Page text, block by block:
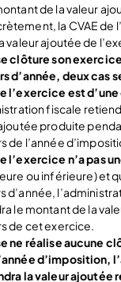
de la valeur
la CVAE de
valeur ajoutée de
clôture son
d’année, deux cas
l’exercice est d’une
fiscale
produite
de l’année
l’exercice n’a pas
ou inférieure) et
d’année,
le montant de la
de cet exercice.
ne réalise aucune
d’imposition,
la valeur ajoutée